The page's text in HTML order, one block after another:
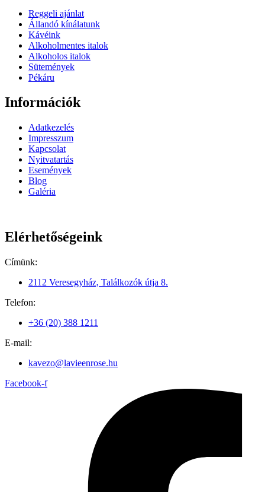
Reggeli ajánlat
Állandó kínálatunk
Kávéink
Alkoholmentes italok
Alkoholos italok
Sütemények
Pékáru
Információk
Adatkezelés
Impresszum
Kapcsolat
Nyitvatartás
Események
Blog
Galéria
Elérhetőségeink
Címünk:
2112 Veresegyház, Találkozók útja 8.
Telefon:
+36 (20) 388 1211
E-mail:
kavezo@lavieenrose.hu
Facebook-f